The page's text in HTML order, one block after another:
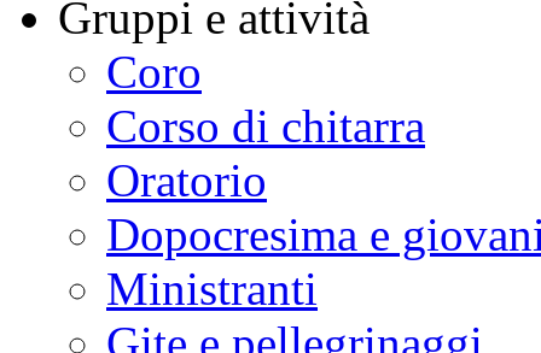
Gruppi e attività
Coro
Corso di chitarra
Oratorio
Dopocresima e
Ministranti
Gite e pellegrinaggi